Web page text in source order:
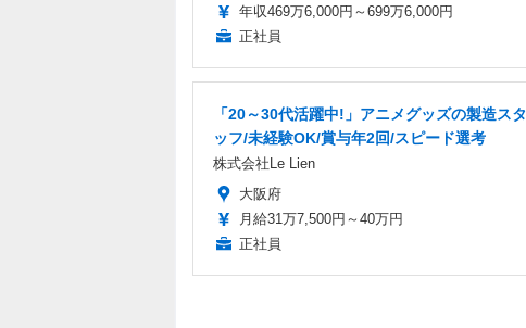
年収469万6,000円～699万6,000円
正社員
「20～30代活躍中!」アニメグッズの製造スタ
ッフ/未経験OK/賞与年2回/スピード選考
株式会社Le Lien
大阪府
月給31万7,500円～40万円
正社員